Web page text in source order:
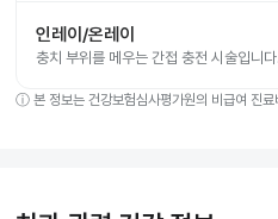
인레이/온레이
충치 부위를 메우는 간접 충전 시술입니
ⓘ 본 정보는 건강보험심사평가원의 비급여 진